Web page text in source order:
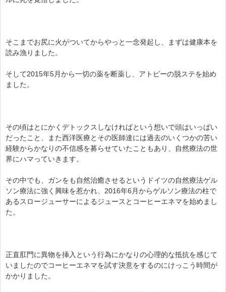
そこまでお尻に火がついてからやっと一念発起し、まずは健康本を
読み漁りました。
そして2015年5月から一切の薬を断薬し、アトピーの脱ステを始め
ました。
その頃はとにかくデトックスしなければという想いで頭はいっぱい
だったこと、また西洋医療とその医師達には過去のいくつかの苦い
経験からかなりの不信感を募らせていたこともあり、自然療法の世
界にハマっていきます。
その中でも、ガンをも自然治癒させるというドイツの自然療法ゲル
ソン療法に強く興味を惹かれ、2016年6月からゲルソン療法の柱で
あるスロージューサーによるジュースとコーヒーエネマを始めまし
た。
正直肛門に異物を挿入という行為にかなりの心理的な抵抗を感じて
いましたのでコーヒーエネマを試す決意をするのにけっこう時間が
かかりました。